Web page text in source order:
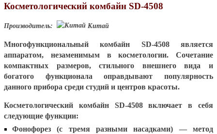
Косметологический комбайн SD-4508
Производитель: Китай
Многофункциональный комбайн SD-4508 является
аппаратом, незаменимым в косметологии. Сочетание
компактных размеров, стильного внешнего вида и
богатого функционала оправдывают популярность
данного прибора среди студий и центров красоты.
Косметологический комбайн SD-4508 включает в себя
следующие функции:
Фонофорез (с тремя разными насадками) — метод